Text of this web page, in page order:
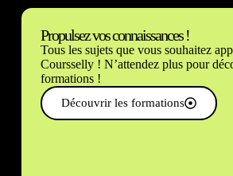
Propulsez vos connaissances !
Tous les sujets que vous souhaitez
Coursselly ! N’attendez plus pour
formations !
Découvrir les formations